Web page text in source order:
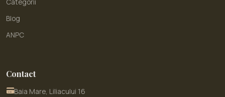
Categorii
Blog
ANPC
Contact
Baia Mare, Liliacului 16